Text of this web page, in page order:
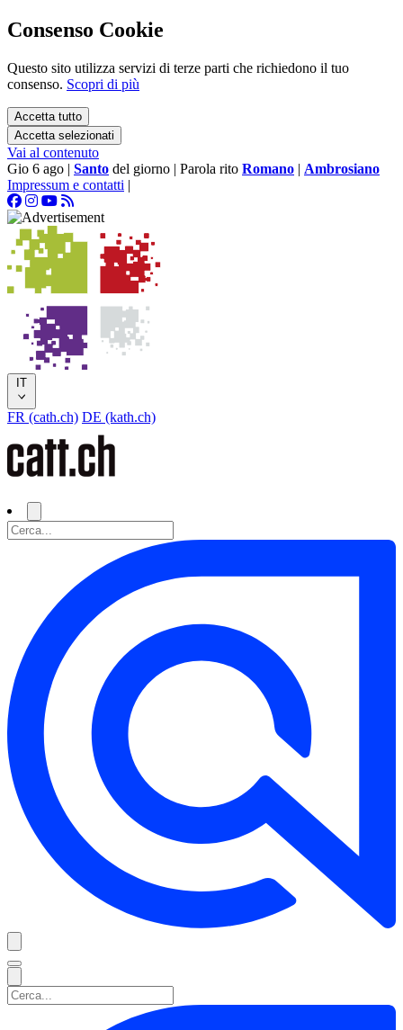
Consenso Cookie
Questo sito utilizza servizi di terze parti che richiedono il tuo
consenso. Scopri di più
Accetta tutto
Accetta selezionati
Vai al contenuto
Gio 6 ago | Santo del giorno | Parola rito Romano | Ambrosiano
Impressum e contatti |
IT
FR (cath.ch) DE (kath.ch)